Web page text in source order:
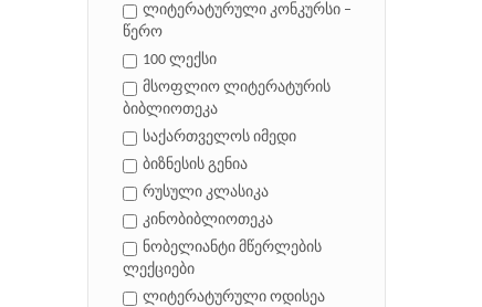
ლიტერატურული კონკურსი –
წერო
100 ლექსი
მსოფლიო ლიტერატურის
ბიბლიოთეკა
საქართველოს იმედი
ბიზნესის გენია
რუსული კლასიკა
კინობიბლიოთეკა
ნობელიანტი მწერლების
ლექციები
ლიტერატურული ოდისეა